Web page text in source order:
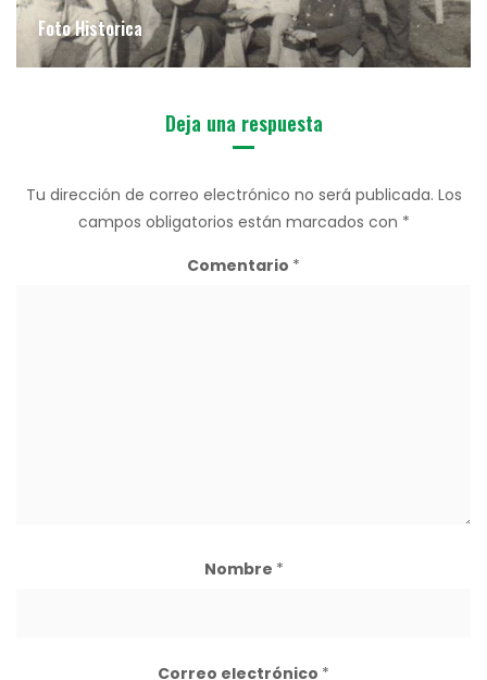
Foto Historica
Deja una respuesta
Tu dirección de correo electrónico no será publicada. Los
campos obligatorios están marcados con *
Comentario *
Nombre *
Correo electrónico *